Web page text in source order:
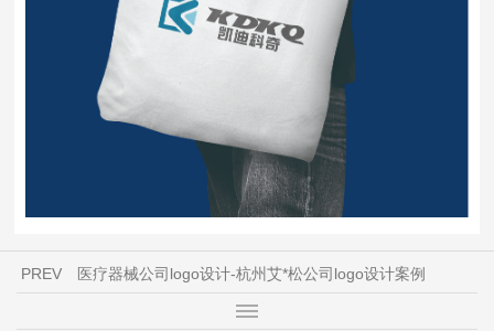
PREV 医疗器械公司logo设计-杭州艾*松公司logo设计案例